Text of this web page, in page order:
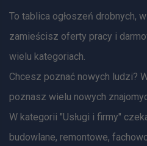
To tablica ogłoszeń drobnych,
zamieścisz oferty pracy i
wielu kategoriach.
Chcesz poznać nowych ludzi?
poznasz wielu nowych
W kategorii "Usługi i firmy"
budowlane, remontowe,